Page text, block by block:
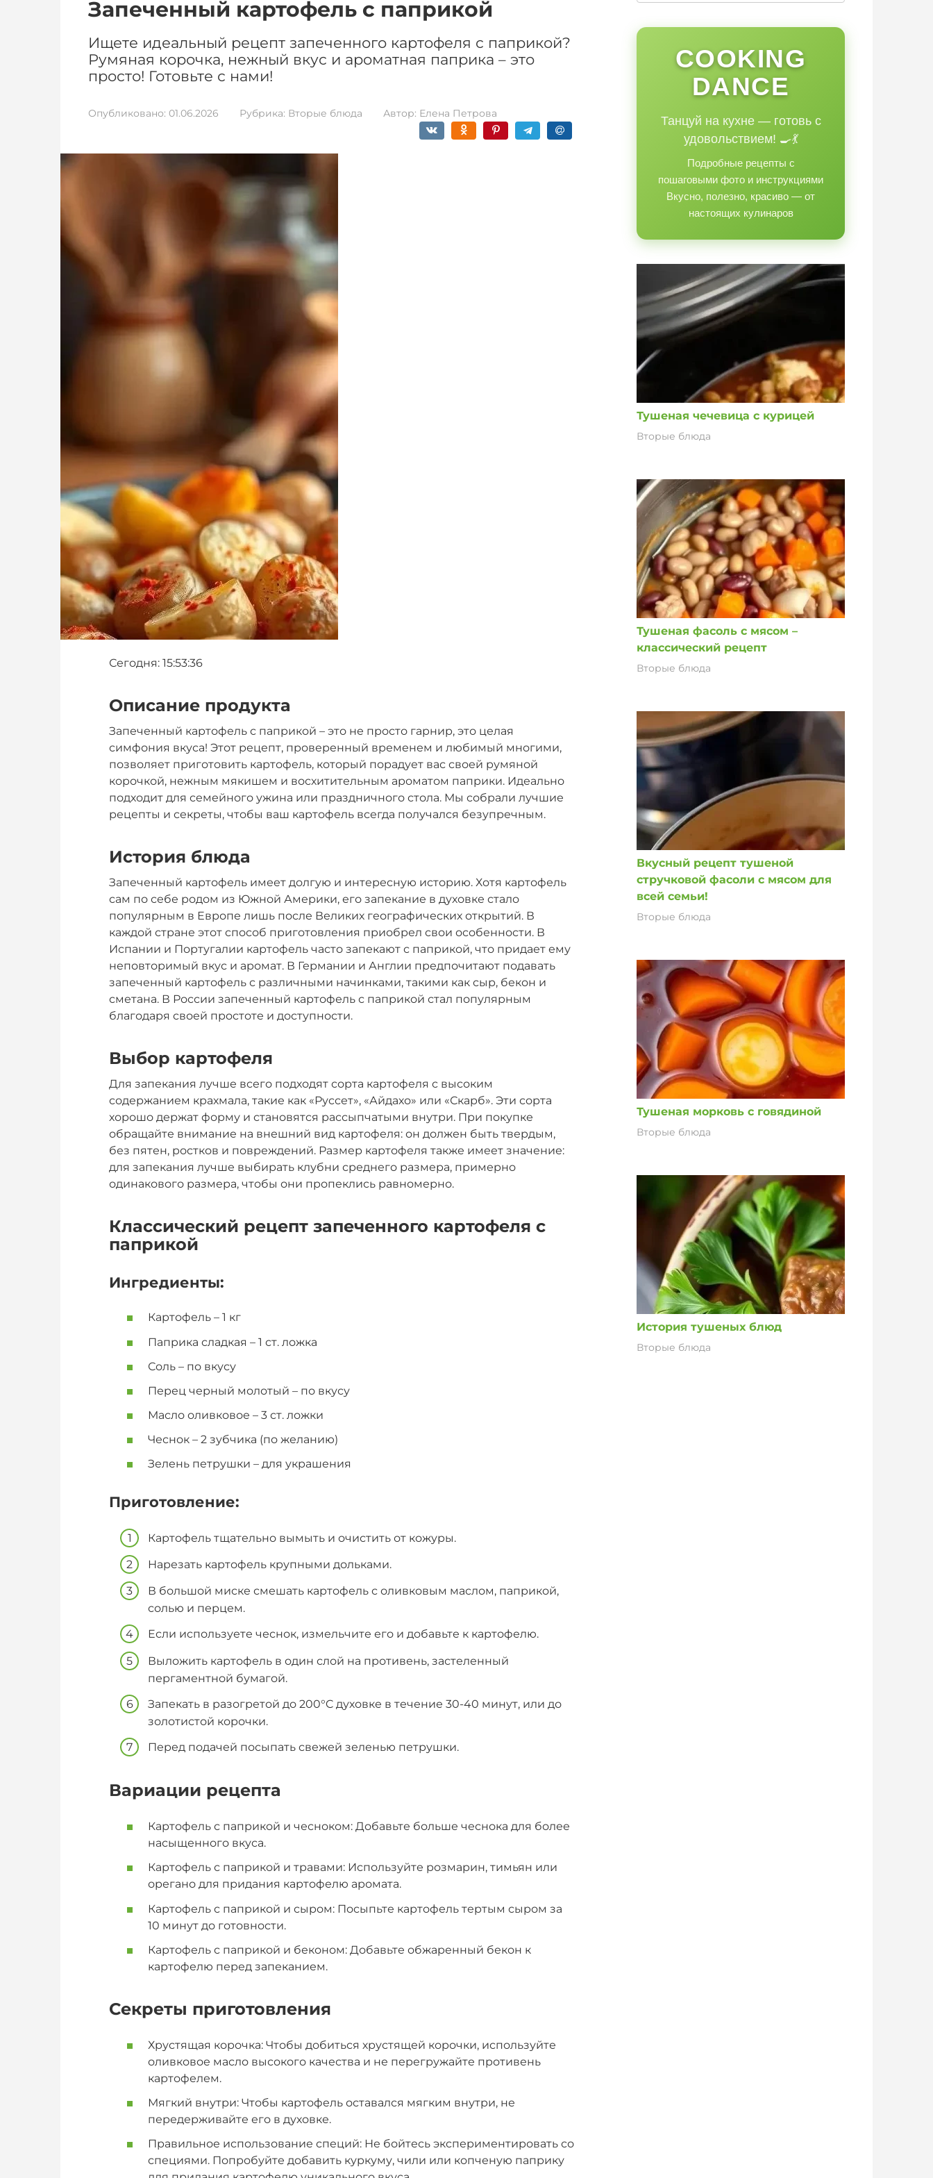
Запеченный картофель с паприкой
Ищете идеальный рецепт запеченного картофеля с паприкой?
Румяная корочка, нежный вкус и ароматная паприка – это
просто! Готовьте с нами!
Опубликовано: 01.06.2026 Рубрика: Вторые блюда Автор: Елена Петрова
Сегодня: 15:53:36
Описание продукта
Запеченный картофель с паприкой – это не просто гарнир, это целая
симфония вкуса! Этот рецепт, проверенный временем и любимый многими,
позволяет приготовить картофель, который порадует вас своей румяной
корочкой, нежным мякишем и восхитительным ароматом паприки. Идеально
подходит для семейного ужина или праздничного стола. Мы собрали лучшие
рецепты и секреты, чтобы ваш картофель всегда получался безупречным.
История блюда
Запеченный картофель имеет долгую и интересную историю. Хотя картофель
сам по себе родом из Южной Америки, его запекание в духовке стало
популярным в Европе лишь после Великих географических открытий. В
каждой стране этот способ приготовления приобрел свои особенности. В
Испании и Португалии картофель часто запекают с паприкой, что придает ему
неповторимый вкус и аромат. В Германии и Англии предпочитают подавать
запеченный картофель с различными начинками, такими как сыр, бекон и
сметана. В России запеченный картофель с паприкой стал популярным
благодаря своей простоте и доступности.
Выбор картофеля
Для запекания лучше всего подходят сорта картофеля с высоким
содержанием крахмала, такие как «Руссет», «Айдахо» или «Скарб». Эти сорта
хорошо держат форму и становятся рассыпчатыми внутри. При покупке
обращайте внимание на внешний вид картофеля: он должен быть твердым,
без пятен, ростков и повреждений. Размер картофеля также имеет значение:
для запекания лучше выбирать клубни среднего размера, примерно
одинакового размера, чтобы они пропеклись равномерно.
Классический рецепт запеченного картофеля с
паприкой
Ингредиенты:
Картофель – 1 кг
Паприка сладкая – 1 ст. ложка
Соль – по вкусу
Перец черный молотый – по вкусу
Масло оливковое – 3 ст. ложки
Чеснок – 2 зубчика (по желанию)
Зелень петрушки – для украшения
Приготовление:
Картофель тщательно вымыть и очистить от кожуры.
Нарезать картофель крупными дольками.
В большой миске смешать картофель с оливковым маслом, паприкой,
солью и перцем.
Если используете чеснок, измельчите его и добавьте к картофелю.
Выложить картофель в один слой на противень, застеленный
пергаментной бумагой.
Запекать в разогретой до 200°C духовке в течение 30-40 минут, или до
золотистой корочки.
Перед подачей посыпать свежей зеленью петрушки.
Вариации рецепта
Картофель с паприкой и чесноком: Добавьте больше чеснока для более
насыщенного вкуса.
Картофель с паприкой и травами: Используйте розмарин, тимьян или
орегано для придания картофелю аромата.
Картофель с паприкой и сыром: Посыпьте картофель тертым сыром за
10 минут до готовности.
Картофель с паприкой и беконом: Добавьте обжаренный бекон к
картофелю перед запеканием.
Секреты приготовления
Хрустящая корочка: Чтобы добиться хрустящей корочки, используйте
оливковое масло высокого качества и не перегружайте противень
картофелем.
Мягкий внутри: Чтобы картофель оставался мягким внутри, не
передерживайте его в духовке.
Правильное использование специй: Не бойтесь экспериментировать со
специями. Попробуйте добавить куркуму, чили или копченую паприку
COOKING
DANCE
Танцуй на кухне — готовь с
удовольствием! 🍳💃
Подробные рецепты с
пошаговыми фото и инструкциями
Вкусно, полезно, красиво — от
настоящих кулинаров
Тушеная чечевица с курицей
Вторые блюда
Тушеная фасоль с мясом –
классический рецепт
Вторые блюда
Вкусный рецепт тушеной
стручковой фасоли с мясом для
всей семьи!
Вторые блюда
Тушеная морковь с говядиной
Вторые блюда
История тушеных блюд
Вторые блюда